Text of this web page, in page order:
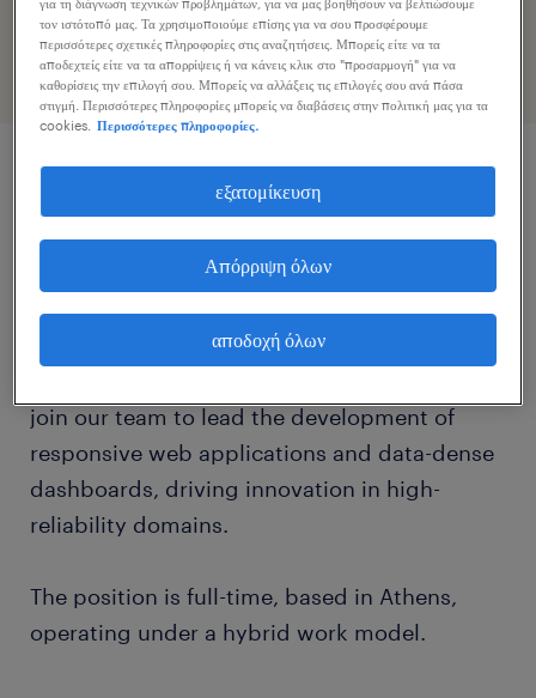
προφίλ σας
περιγραφή εργασίας
Are you a passionate Senior Front-End
Engineer who excels at designing and
architecting scalable, mission-critical user
join our team to lead the development of
responsive web applications and data-dense
dashboards, driving innovation in high-
reliability domains.
The position is full-time, based in Athens,
operating under a hybrid work model.
τον ιστότοπό μας. Τα χρησιμοποιούμε επίσης για να σου προσφέρουμε
περισσότερες σχετικές πληροφορίες στις αναζητήσεις. Μπορείς είτε να τα
αποδεχτείς είτε να τα απορρίψεις ή να κάνεις κλικ στο "προσαρμογή" για να
καθορίσεις την επιλογή σου. Μπορείς να αλλάξεις τις επιλογές σου ανά πάσα
στιγμή. Περισσότερες πληροφορίες μπορείς να διαβάσεις στην πολιτική μας για τα
cookies.
Περισσότερες πληροφορίες.
εξατομίκευση
Απόρριψη όλων
αποδοχή όλων